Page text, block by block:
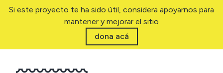
Si este proyecto te ha sido útil, considera apoyarnos para
mantener y mejorar el sitio
dona acá